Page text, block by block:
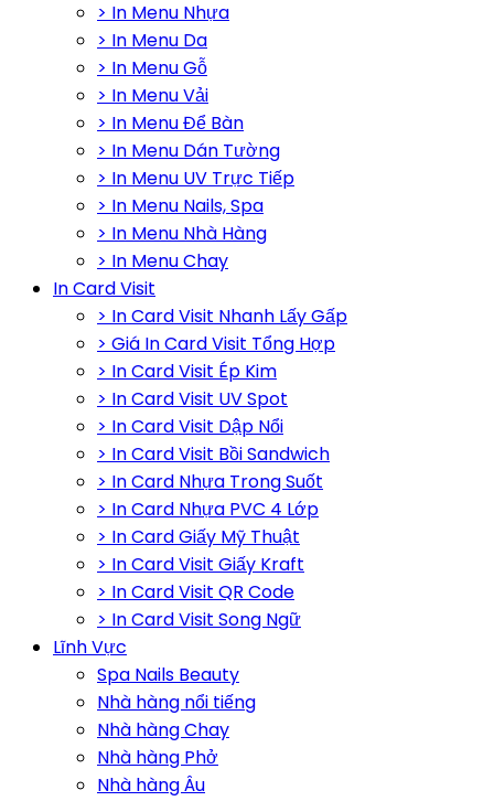
> In Menu Nhựa
> In Menu Da
> In Menu Gỗ
> In Menu Vải
> In Menu Để Bàn
> In Menu Dán Tường
> In Menu UV Trực Tiếp
> In Menu Nails, Spa
> In Menu Nhà Hàng
> In Menu Chay
In Card Visit
> In Card Visit Nhanh Lấy Gấp
> Giá In Card Visit Tổng Hợp
> In Card Visit Ép Kim
> In Card Visit UV Spot
> In Card Visit Dập Nổi
> In Card Visit Bồi Sandwich
> In Card Nhựa Trong Suốt
> In Card Nhựa PVC 4 Lớp
> In Card Giấy Mỹ Thuật
> In Card Visit Giấy Kraft
> In Card Visit QR Code
> In Card Visit Song Ngữ
Lĩnh Vực
Spa Nails Beauty
Nhà hàng nổi tiếng
Nhà hàng Chay
Nhà hàng Phở
Nhà hàng Âu